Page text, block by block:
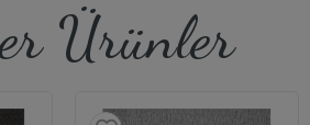
Ürünler